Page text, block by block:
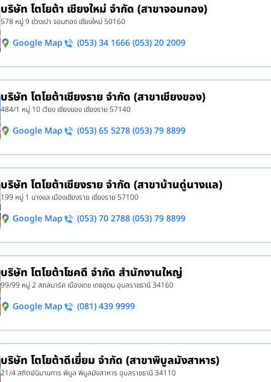
บริษัท โตโยต้า เชียงใหม่ จำกัด (สาขาจอมทอง)
578 หมู่ 9 ข่วงเปา จอมทอง เชียงใหม่ 50160
Google Map (053) 34 1666 (053) 20 2009
บริษัท โตโยต้าเชียงราย จำกัด (สาขาเชียงของ)
484/1 หมู่ 10 เวียง เชียงของ เชียงราย 57140
Google Map (053) 65 5278 (053) 79 8899
บริษัท โตโยต้าเชียงราย จำกัด (สาขาบ้านดู่นางแล)
199 หมู่ 1 นางแล เมืองเชียงราย เชียงราย 57100
Google Map (053) 70 2788 (053) 79 8899
บริษัท โตโยต้าโชคดี จำกัด สำนักงานใหญ่
99/99 หมู่ 2 สถลมาร์ค เมืองเดช เดชอุดม อุบลราชธานี 34160
Google Map (081) 439 9999
บริษัท โตโยต้าดีเยี่ยม จำกัด (สาขาพิบูลมังสาหาร)
21/4 สถิตย์นิมานการ พิบูล พิบูลมังสาหาร อุบลราชธานี 34110